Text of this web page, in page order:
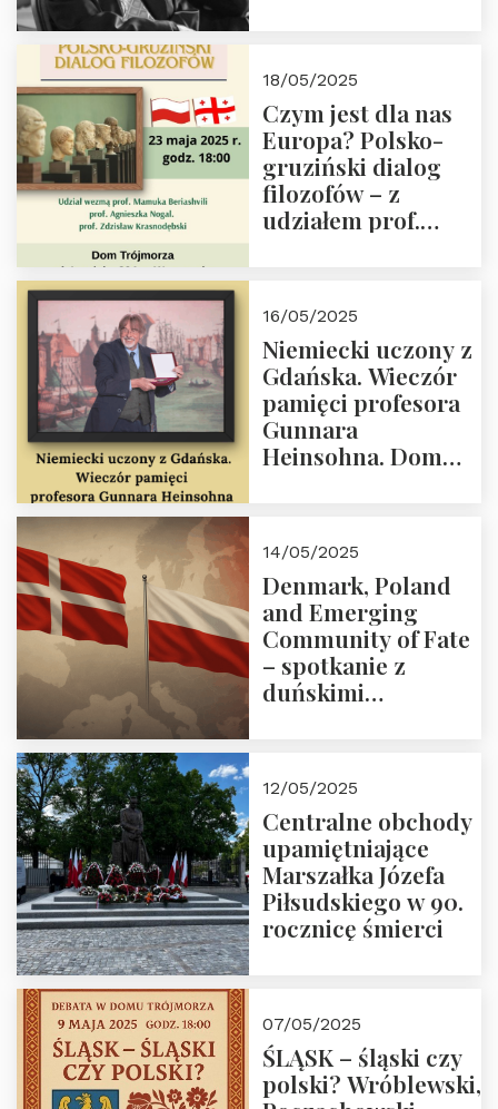
społeczny, członek
Kapituły Nagrody
im. Prezydenta
Lecha
Kaczyńskiego.
Wielki autorytet.
18/05/2025
Czym jest dla nas
Europa? Polsko-
gruziński dialog
filozofów – z
udziałem prof.
Dom Trójmorza 23
maja 2025 r. godz.
18:00.
16/05/2025
Niemiecki uczony z
Gdańska. Wieczór
pamięci profesora
Gunnara
Heinsohna. Dom
14/05/2025
Denmark, Poland
and Emerging
Community of Fate
– spotkanie z
duńskimi
12/05/2025
Centralne obchody
upamiętniające
Marszałka Józefa
Piłsudskiego w 90.
rocznicę śmierci
07/05/2025
ŚLĄSK – śląski czy
polski? Wróblewski,